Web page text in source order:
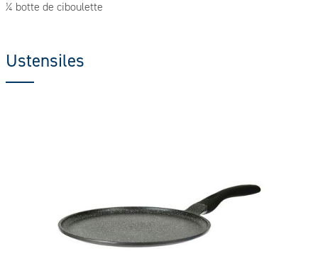
¼ botte de ciboulette
Ustensiles